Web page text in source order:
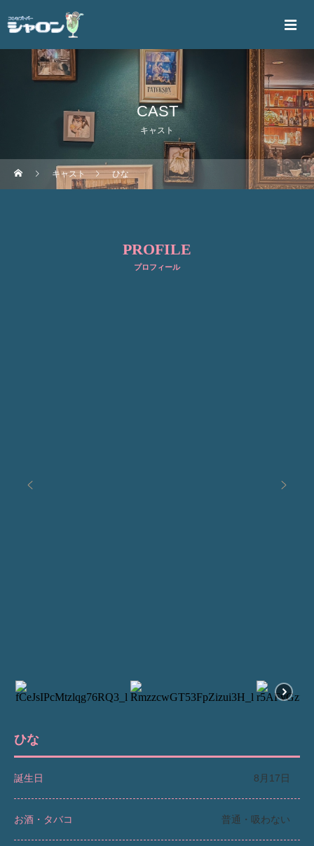
CAST
キャスト
キャスト ひな
PROFILE
プロフィール
ひな
誕生日 8月17日
お酒・タバコ 普通・吸わない